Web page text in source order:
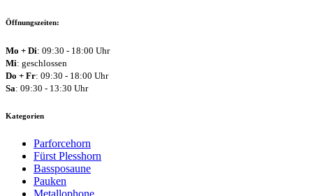
Öffnungszeiten:
Mo + Di: 09:30 - 18:00 Uhr
Mi: geschlossen
Do + Fr: 09:30 - 18:00 Uhr
Sa: 09:30 - 13:30 Uhr
Kategorien
Parforcehorn
Fürst Plesshorn
Bassposaune
Pauken